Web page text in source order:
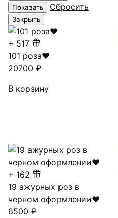
Показать
Сбросить
Закрыть
+ 517
101 роза❤
20700 ₽
В корзину
+ 162
19 ажурных роз в
черном оформлении❤
6500 ₽